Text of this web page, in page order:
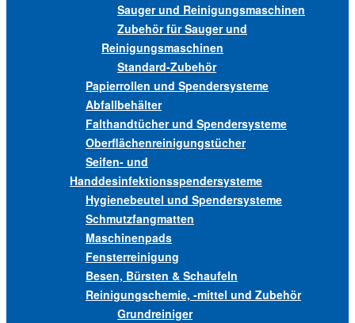
Sauger und Reinigungsmaschinen
Zubehör für Sauger und
Reinigungsmaschinen
Standard-Zubehör
Papierrollen und Spendersysteme
Abfallbehälter
Falthandtücher und Spendersysteme
Oberflächenreinigungstücher
Seifen- und
Handdesinfektionsspendersysteme
Hygienebeutel und Spendersysteme
Schmutzfangmatten
Maschinenpads
Fensterreinigung
Besen, Bürsten & Schaufeln
Reinigungschemie, -mittel und Zubehör
Grundreiniger